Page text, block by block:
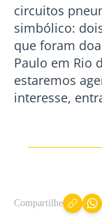
circuitos
simbólico:
que foram
Paulo em Rio
estaremos
interesse,
Compartilhe